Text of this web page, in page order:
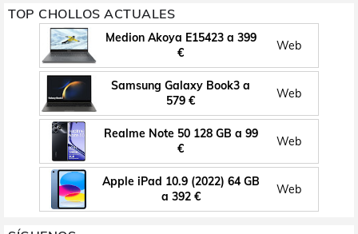
TOP CHOLLOS ACTUALES
Medion Akoya E15423 a 399
€
Web
Samsung Galaxy Book3 a
579 €
Web
Realme Note 50 128 GB a 99
€
Web
Apple iPad 10.9 (2022) 64 GB
a 392 €
Web